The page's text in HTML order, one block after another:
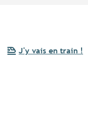
J'y vais en train !